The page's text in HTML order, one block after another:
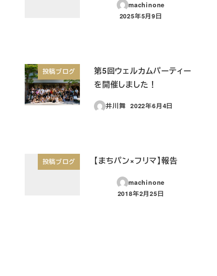
machinone
投稿日
2025年5月9日
投稿ブログ
第5回ウェルカムパーティー
を開催しました！
井川舞
投稿日
2022年6月4日
投稿ブログ 【まちパン×フリマ】報告
machinone
投稿日
2018年2月25日